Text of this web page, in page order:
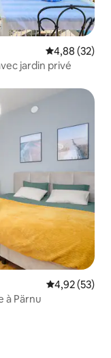
Évaluation
4,88 (32)
jardin privé
Évaluation
4,92 (53)
Pärnu